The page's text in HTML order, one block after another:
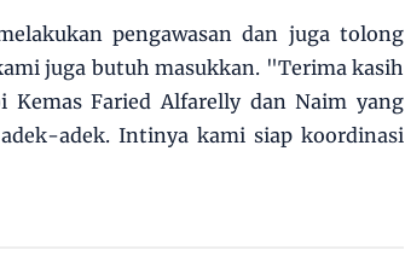
pengawasan dan juga tolong
juga butuh masukkan. "Terima kasih
Kemas Faried Alfarelly dan Naim yang
adek. Intinya kami siap koordinasi